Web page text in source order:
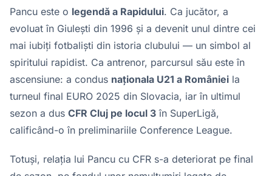
Pancu este o legendă a Rapidului. Ca jucător, a
evoluat în Giulești din 1996 și a devenit unul dintre cei
mai iubiți fotbaliști din istoria clubului — un simbol al
spiritului rapidist. Ca antrenor, parcursul său este în
ascensiune: a condus naționala U21 a României la
turneul final EURO 2025 din Slovacia, iar în ultimul
sezon a dus CFR Cluj pe locul 3 în SuperLigă,
calificând-o în preliminariile Conference League.
Totuși, relația lui Pancu cu CFR s-a deteriorat pe final